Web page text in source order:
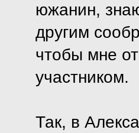
южанин,
другим
чтобы мне
участником.
Так, в